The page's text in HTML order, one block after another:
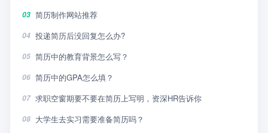
03 简历制作网站推荐
04 投递简历后没回复怎么办?
05 简历中的教育背景怎么写？
06 简历中的GPA怎么填？
07 求职空窗期要不要在简历上写明，资深HR告诉你
08 大学生去实习需要准备简历吗？